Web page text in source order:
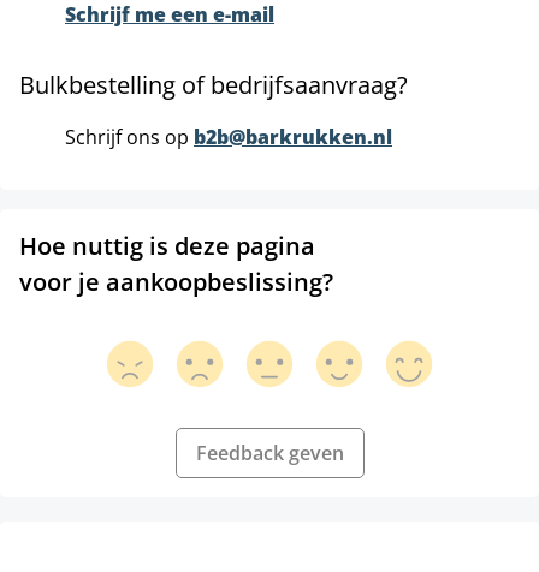
Schrijf me een e-mail
Bulkbestelling of bedrijfsaanvraag?
Schrijf ons op b2b@barkrukken.nl
Hoe nuttig is deze pagina
voor je aankoopbeslissing?
Feedback geven